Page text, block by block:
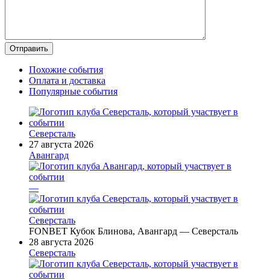
Похожие события
Оплата и доставка
Популярные события
Северсталь
27 августа 2026
Авангард
—
Северсталь
FONBET Кубок Блинова, Авангард — Северсталь
28 августа 2026
Северсталь